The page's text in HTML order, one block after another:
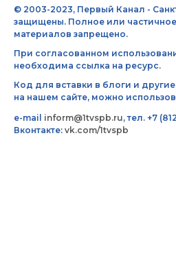
© 2003-2023, Первый Канал -
защищены. Полное или
материалов запрещено.
При согласованном
необходима ссылка на ресурс.
Код для вставки в блоги и
на нашем сайте, можно
e-mail inform@1tvspb.ru, тел. +7
Вконтакте: vk.com/1tvspb